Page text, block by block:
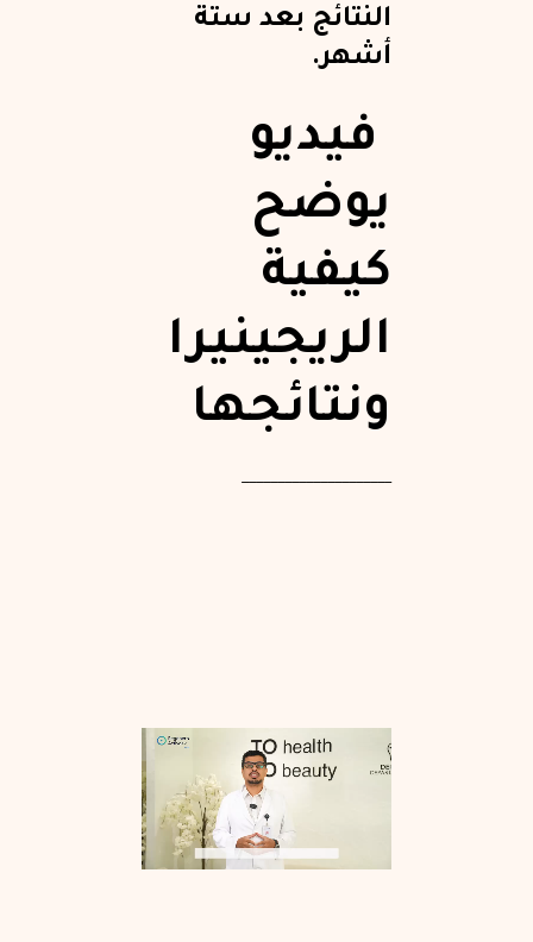
النتائج بعد ستة
أشهر.
فيديو
يوضح
كيفية
الريجينيرا
ونتائجها
_____________________